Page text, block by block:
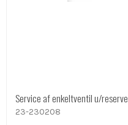
Service af enkeltventil u/reserve
23-230208